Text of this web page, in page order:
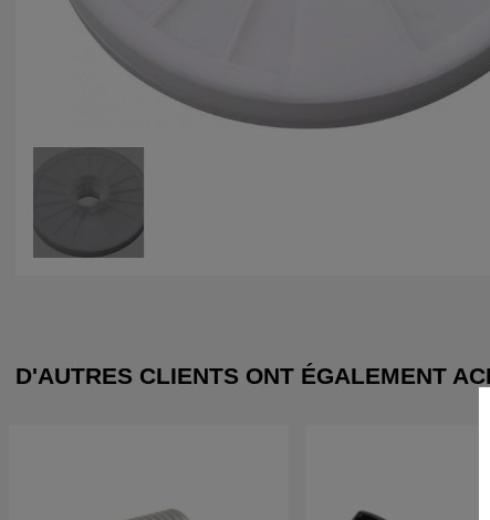
D'AUTRES CLIENTS ONT ÉGALEMENT